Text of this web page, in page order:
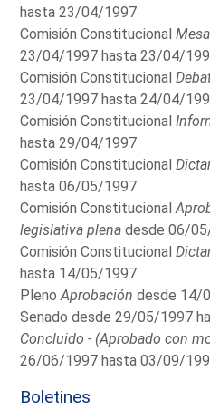
hasta 23/04/1997
Comisión Constitucional
23/04/1997 hasta 23/04/
Comisión Constitucional
23/04/1997 hasta 24/04/
Comisión Constitucional
hasta 29/04/1997
Comisión Constitucional
hasta 06/05/1997
Comisión Constitucional
legislativa plena desde 06/
Comisión Constitucional
hasta 14/05/1997
PlenoAprobación desde 14/
Senado desde 29/05/1997
Concluido - (Aprobado con
26/06/1997 hasta 03/09/
Boletines